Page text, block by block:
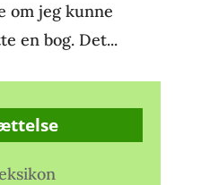
om jeg kunne
en bog. Det...